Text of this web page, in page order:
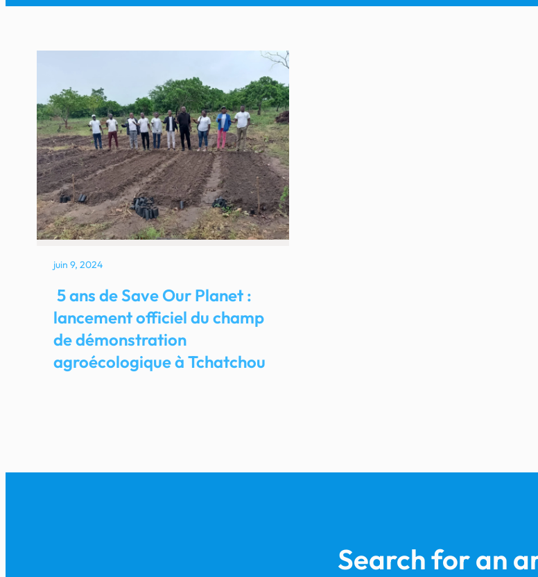
juin 9, 2024
5 ans de Save Our Planet :
lancement officiel du champ
de démonstration
agroécologique à Tchatchou
Search for an